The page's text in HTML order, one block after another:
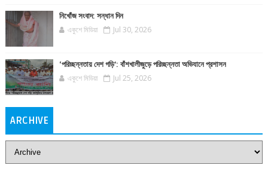
নিখোঁজ সংবাদ: সন্ধান দিন
একুশে মিডিয়া Jul 30, 2026
‘পরিচ্ছন্নতায় দেশ গড়ি’: বাঁশখালীজুড়ে পরিচ্ছন্নতা অভিযানে প্রশাসন
একুশে মিডিয়া Jul 25, 2026
ARCHIVE